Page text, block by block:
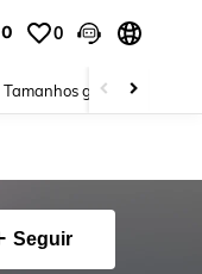
0 0
Tamanhos grandes
Seguir